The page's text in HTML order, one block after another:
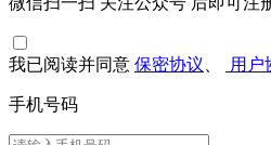
我已阅读并同意 保密协议 用户
手机号码